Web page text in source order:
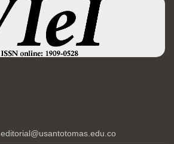
editorial@usantotomas.edu.co